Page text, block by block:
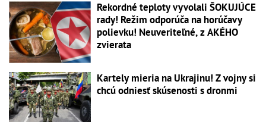
Rekordné teploty vyvolali ŠOKUJÚCE
rady! Režim odporúča na horúčavy
polievku! Neuveriteľné, z AKÉHO
zvierata
Kartely mieria na Ukrajinu! Z vojny si
chcú odniesť skúsenosti s dronmi